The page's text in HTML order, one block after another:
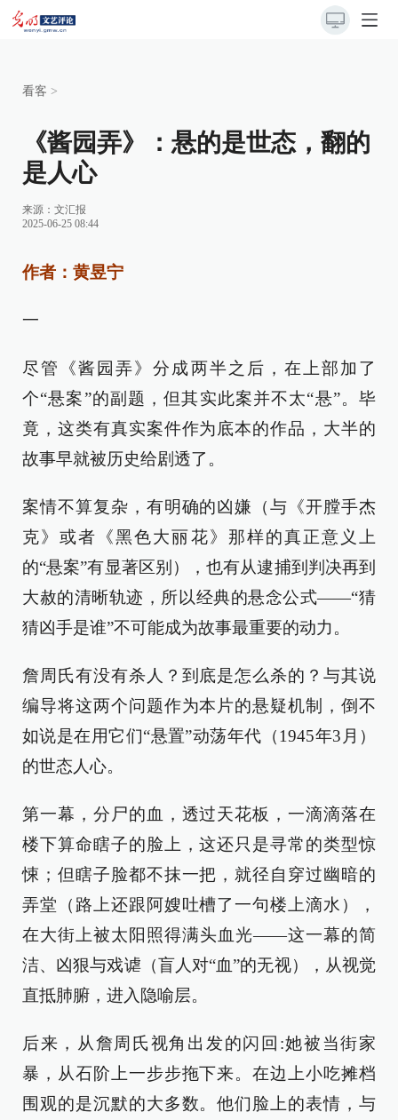
看客 >
《酱园弄》：悬的是世态，翻的
是人心
来源： 文汇报
2025-06-25 08:44
作者：黄昱宁
一
尽管《酱园弄》分成两半之后，在上部加了
个“悬案”的副题，但其实此案并不太“悬”。毕
竟，这类有真实案件作为底本的作品，大半的
故事早就被历史给剧透了。
案情不算复杂，有明确的凶嫌（与《开膛手杰
克》或者《黑色大丽花》那样的真正意义上
的“悬案”有显著区别），也有从逮捕到判决再到
大赦的清晰轨迹，所以经典的悬念公式——“猜
猜凶手是谁”不可能成为故事最重要的动力。
詹周氏有没有杀人？到底是怎么杀的？与其说
编导将这两个问题作为本片的悬疑机制，倒不
如说是在用它们“悬置”动荡年代（1945年3月）
的世态人心。
第一幕，分尸的血，透过天花板，一滴滴落在
楼下算命瞎子的脸上，这还只是寻常的类型惊
悚；但瞎子脸都不抹一把，就径自穿过幽暗的
弄堂（路上还跟阿嫂吐槽了一句楼上滴水），
在大街上被太阳照得满头血光——这一幕的简
洁、凶狠与戏谑（盲人对“血”的无视），从视觉
直抵肺腑，进入隐喻层。
后来，从詹周氏视角出发的闪回:她被当街家
暴，从石阶上一步步拖下来。在边上小吃摊档
围观的是沉默的大多数。他们脸上的表情，与